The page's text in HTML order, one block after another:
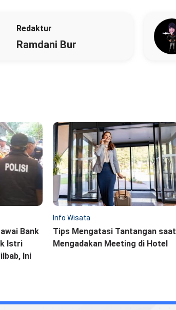
Redaktur
Ramdani Bur
Bank
Istri
Ini
Info Wisata
Tips Mengatasi Tantangan saat
Mengadakan Meeting di Hotel